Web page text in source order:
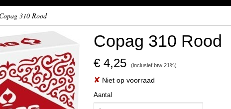
Copag 310 Rood
Copag 310 Rood
€ 4,25 (inclusief btw 21%)
✘ Niet op voorraad
Aantal